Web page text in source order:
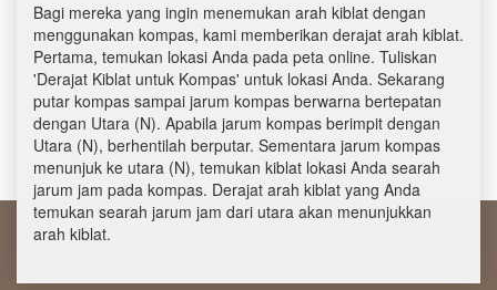
Bagi mereka yang ingin menemukan arah kiblat dengan
menggunakan kompas, kami memberikan derajat arah kiblat.
Pertama, temukan lokasi Anda pada peta online. Tuliskan
'Derajat Kiblat untuk Kompas' untuk lokasi Anda. Sekarang
putar kompas sampai jarum kompas berwarna bertepatan
dengan Utara (N). Apabila jarum kompas berimpit dengan
Utara (N), berhentilah berputar. Sementara jarum kompas
menunjuk ke utara (N), temukan kiblat lokasi Anda searah
jarum jam pada kompas. Derajat arah kiblat yang Anda
temukan searah jarum jam dari utara akan menunjukkan
arah kiblat.